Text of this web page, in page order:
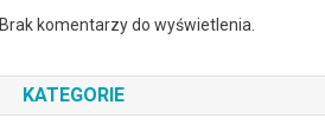
Brak komentarzy do wyświetlenia.
KATEGORIE